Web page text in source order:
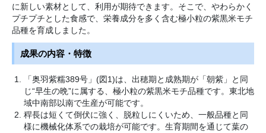
に新しい素材として、利用が期待できます。そこで、やわらかく
プチプチとした食感で、栄養成分を多く含む極小粒の紫黒米モチ
品種を育成しました。
成果の内容・特徴
「奥羽紫糯389号」(図1)は、出穂期と成熟期が「朝紫」と同
じ“早生の晩”に属する、極小粒の紫黒米モチ品種です。東北地
域中南部以南で生産が可能です。
稈長は短くて倒伏に強く、脱粒しにくいため、一般品種と同
様に機械化体系での栽培が可能です。生育期間を通じて葉の